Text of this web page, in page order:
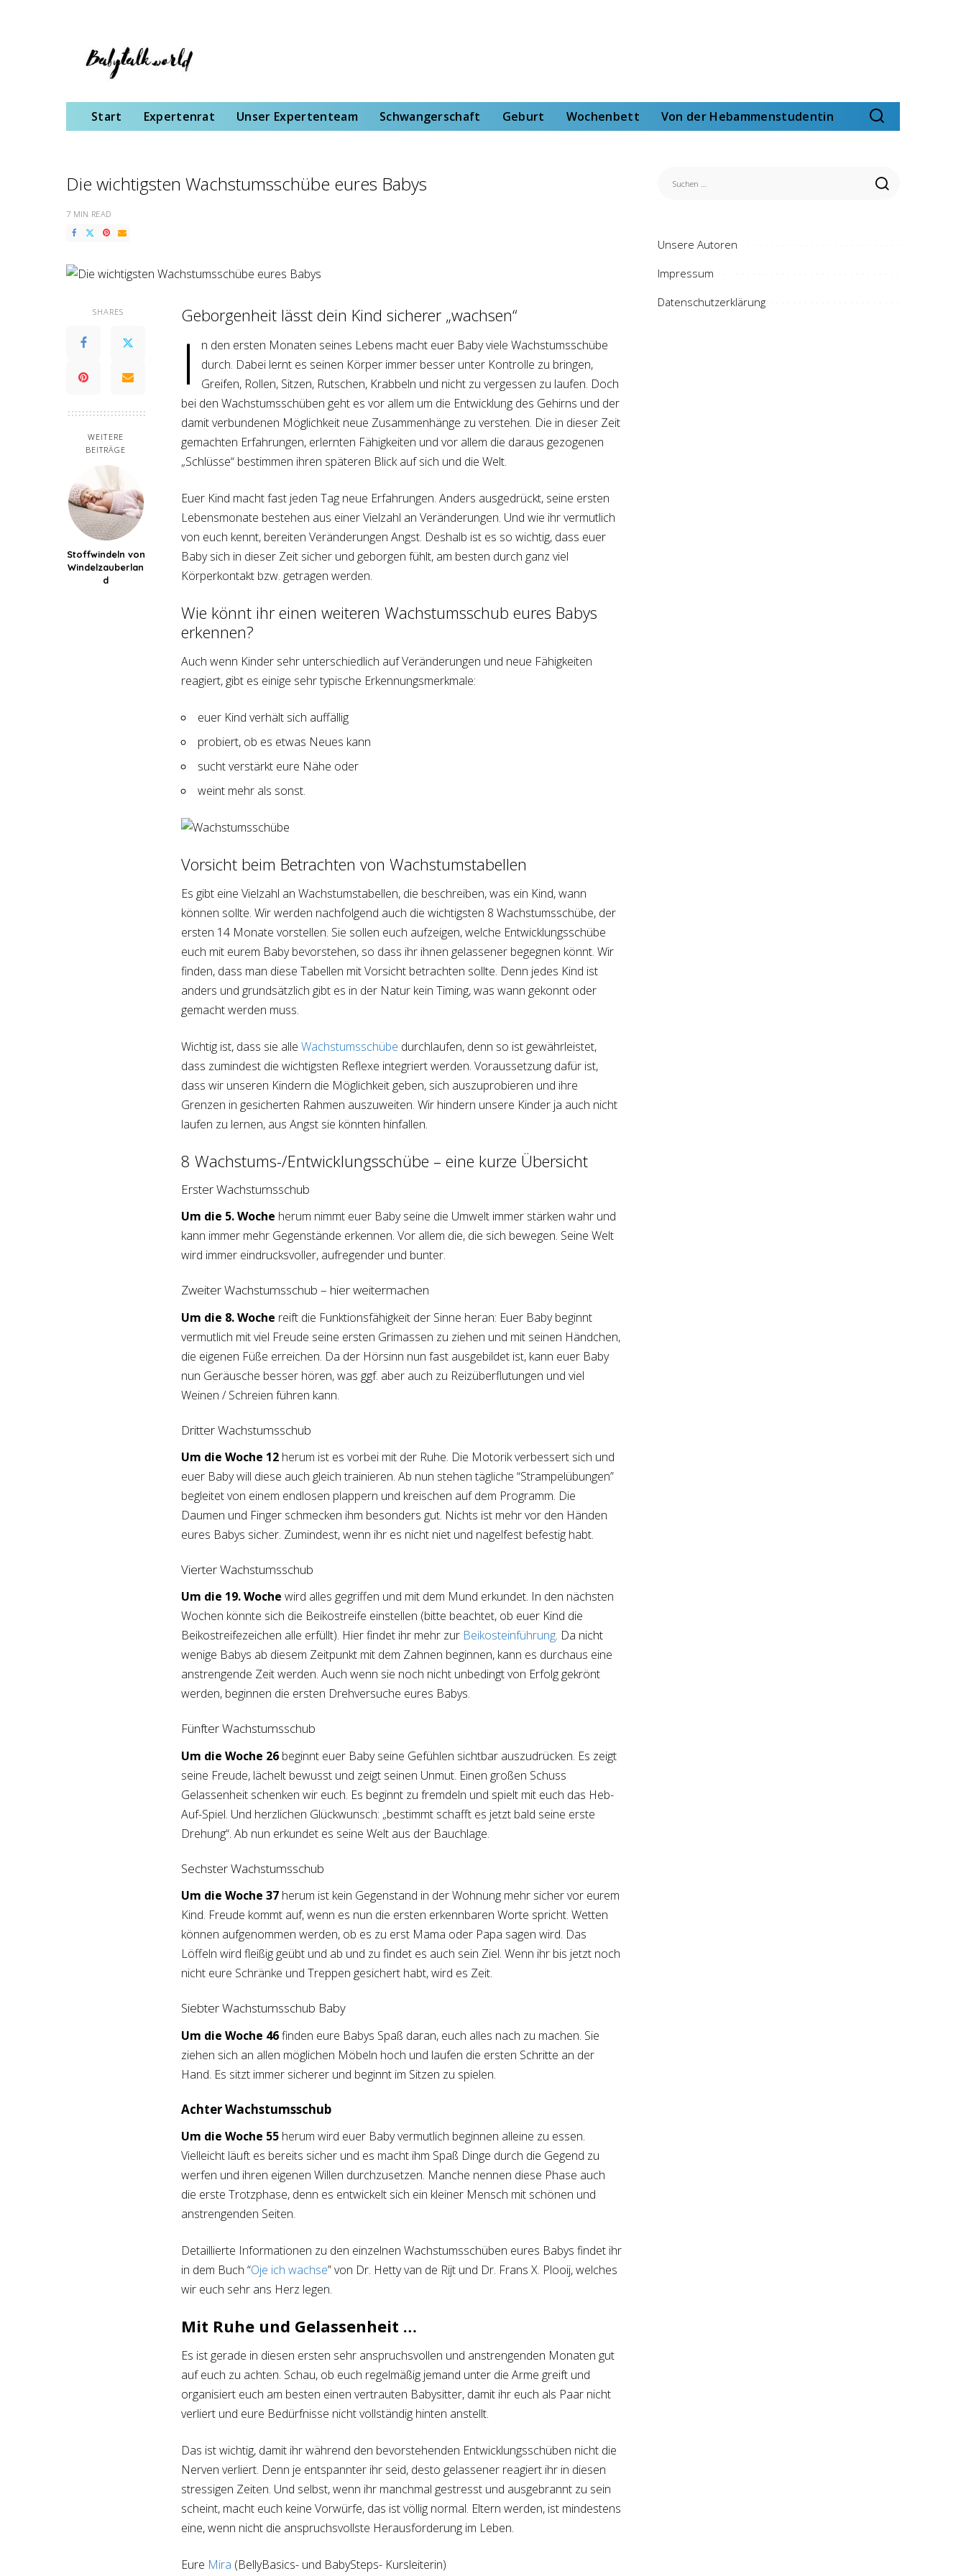
Start Expertenrat Unser Expertenteam Schwangerschaft Geburt Wochenbett Von der Hebammenstudentin
Die wichtigsten Wachstumsschübe eures Babys
7 MIN READ
SHARES
WEITERE
BEITRÄGE
Stoffwindeln von
Windelzauberlan
d
Geborgenheit lässt dein Kind sicherer „wachsen“
I
n den ersten Monaten seines Lebens macht euer Baby viele Wachstumsschübe
durch. Dabei lernt es seinen Körper immer besser unter Kontrolle zu bringen,
Greifen, Rollen, Sitzen, Rutschen, Krabbeln und nicht zu vergessen zu laufen. Doch
bei den Wachstumsschüben geht es vor allem um die Entwicklung des Gehirns und der
damit verbundenen Möglichkeit neue Zusammenhänge zu verstehen. Die in dieser Zeit
gemachten Erfahrungen, erlernten Fähigkeiten und vor allem die daraus gezogenen
„Schlüsse“ bestimmen ihren späteren Blick auf sich und die Welt.
Euer Kind macht fast jeden Tag neue Erfahrungen. Anders ausgedrückt, seine ersten
Lebensmonate bestehen aus einer Vielzahl an Veränderungen. Und wie ihr vermutlich
von euch kennt, bereiten Veränderungen Angst. Deshalb ist es so wichtig, dass euer
Baby sich in dieser Zeit sicher und geborgen fühlt, am besten durch ganz viel
Körperkontakt bzw. getragen werden.
Wie könnt ihr einen weiteren Wachstumsschub eures Babys
erkennen?
Auch wenn Kinder sehr unterschiedlich auf Veränderungen und neue Fähigkeiten
reagiert, gibt es einige sehr typische Erkennungsmerkmale:
euer Kind verhält sich auffällig
probiert, ob es etwas Neues kann
sucht verstärkt eure Nähe oder
weint mehr als sonst.
Vorsicht beim Betrachten von Wachstumstabellen
Es gibt eine Vielzahl an Wachstumstabellen, die beschreiben, was ein Kind, wann
können sollte. Wir werden nachfolgend auch die wichtigsten 8 Wachstumsschübe, der
ersten 14 Monate vorstellen. Sie sollen euch aufzeigen, welche Entwicklungsschübe
euch mit eurem Baby bevorstehen, so dass ihr ihnen gelassener begegnen könnt. Wir
finden, dass man diese Tabellen mit Vorsicht betrachten sollte. Denn jedes Kind ist
anders und grundsätzlich gibt es in der Natur kein Timing, was wann gekonnt oder
gemacht werden muss.
Wichtig ist, dass sie alle Wachstumsschübe durchlaufen, denn so ist gewährleistet,
dass zumindest die wichtigsten Reflexe integriert werden. Voraussetzung dafür ist,
dass wir unseren Kindern die Möglichkeit geben, sich auszuprobieren und ihre
Grenzen in gesicherten Rahmen auszuweiten. Wir hindern unsere Kinder ja auch nicht
laufen zu lernen, aus Angst sie könnten hinfallen.
8 Wachstums-/Entwicklungsschübe – eine kurze Übersicht
Erster Wachstumsschub
Um die 5. Woche herum nimmt euer Baby seine die Umwelt immer stärken wahr und
kann immer mehr Gegenstände erkennen. Vor allem die, die sich bewegen. Seine Welt
wird immer eindrucksvoller, aufregender und bunter.
Zweiter Wachstumsschub – hier weitermachen
Um die 8. Woche reift die Funktionsfähigkeit der Sinne heran: Euer Baby beginnt
vermutlich mit viel Freude seine ersten Grimassen zu ziehen und mit seinen Händchen,
die eigenen Füße erreichen. Da der Hörsinn nun fast ausgebildet ist, kann euer Baby
nun Geräusche besser hören, was ggf. aber auch zu Reizüberflutungen und viel
Weinen / Schreien führen kann.
Dritter Wachstumsschub
Um die Woche 12 herum ist es vorbei mit der Ruhe. Die Motorik verbessert sich und
euer Baby will diese auch gleich trainieren. Ab nun stehen tägliche “Strampelübungen”
begleitet von einem endlosen plappern und kreischen auf dem Programm. Die
Daumen und Finger schmecken ihm besonders gut. Nichts ist mehr vor den Händen
eures Babys sicher. Zumindest, wenn ihr es nicht niet und nagelfest befestig habt.
Vierter Wachstumsschub
Um die 19. Woche wird alles gegriffen und mit dem Mund erkundet. In den nächsten
Wochen könnte sich die Beikostreife einstellen (bitte beachtet, ob euer Kind die
Beikostreifezeichen alle erfüllt). Hier findet ihr mehr zur Beikosteinführung. Da nicht
wenige Babys ab diesem Zeitpunkt mit dem Zahnen beginnen, kann es durchaus eine
anstrengende Zeit werden. Auch wenn sie noch nicht unbedingt von Erfolg gekrönt
werden, beginnen die ersten Drehversuche eures Babys.
Fünfter Wachstumsschub
Um die Woche 26 beginnt euer Baby seine Gefühlen sichtbar auszudrücken. Es zeigt
seine Freude, lächelt bewusst und zeigt seinen Unmut. Einen großen Schuss
Gelassenheit schenken wir euch. Es beginnt zu fremdeln und spielt mit euch das Heb-
Auf-Spiel. Und herzlichen Glückwunsch: „bestimmt schafft es jetzt bald seine erste
Drehung“. Ab nun erkundet es seine Welt aus der Bauchlage.
Sechster Wachstumsschub
Um die Woche 37 herum ist kein Gegenstand in der Wohnung mehr sicher vor eurem
Kind. Freude kommt auf, wenn es nun die ersten erkennbaren Worte spricht. Wetten
können aufgenommen werden, ob es zu erst Mama oder Papa sagen wird. Das
Löffeln wird fleißig geübt und ab und zu findet es auch sein Ziel. Wenn ihr bis jetzt noch
nicht eure Schränke und Treppen gesichert habt, wird es Zeit.
Siebter Wachstumsschub Baby
Um die Woche 46finden eure Babys Spaß daran, euch alles nach zu machen. Sie
ziehen sich an allen möglichen Möbeln hoch und laufen die ersten Schritte an der
Hand. Es sitzt immer sicherer und beginnt im Sitzen zu spielen.
Achter Wachstumsschub
Um die Woche 55 herum wird euer Baby vermutlich beginnen alleine zu essen.
Vielleicht läuft es bereits sicher und es macht ihm Spaß Dinge durch die Gegend zu
werfen und ihren eigenen Willen durchzusetzen. Manche nennen diese Phase auch
die erste Trotzphase, denn es entwickelt sich ein kleiner Mensch mit schönen und
anstrengenden Seiten.
Detaillierte Informationen zu den einzelnen Wachstumsschüben eures Babys findet ihr
in dem Buch “Oje ich wachse” von Dr. Hetty van de Rijt und Dr. Frans X. Plooij, welches
wir euch sehr ans Herz legen.
Mit Ruhe und Gelassenheit …
Es ist gerade in diesen ersten sehr anspruchsvollen und anstrengenden Monaten gut
auf euch zu achten. Schau, ob euch regelmäßig jemand unter die Arme greift und
organisiert euch am besten einen vertrauten Babysitter, damit ihr euch als Paar nicht
verliert und eure Bedürfnisse nicht vollständig hinten anstellt.
Das ist wichtig, damit ihr während den bevorstehenden Entwicklungsschüben nicht die
Nerven verliert. Denn je entspannter ihr seid, desto gelassener reagiert ihr in diesen
stressigen Zeiten. Und selbst, wenn ihr manchmal gestresst und ausgebrannt zu sein
scheint, macht euch keine Vorwürfe, das ist völlig normal. Eltern werden, ist mindestens
eine, wenn nicht die anspruchsvollste Herausforderung im Leben.
Eure Mira (BellyBasics- und BabySteps- Kursleiterin)
Unsere Autoren
Impressum
Datenschutzerklärung